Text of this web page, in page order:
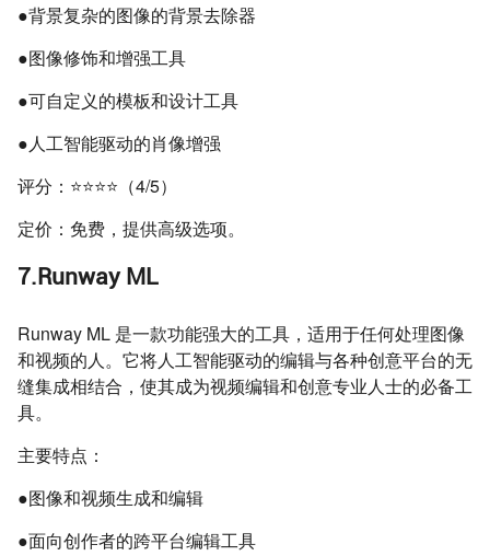
●背景复杂的图像的背景去除器
●图像修饰和增强工具
●可自定义的模板和设计工具
●人工智能驱动的肖像增强
评分：⭐⭐⭐⭐（4/5）
定价：免费，提供高级选项。
7.Runway ML
Runway ML 是一款功能强大的工具，适用于任何处理图像
和视频的人。它将人工智能驱动的编辑与各种创意平台的无
缝集成相结合，使其成为视频编辑和创意专业人士的必备工
具。
主要特点：
●图像和视频生成和编辑
●面向创作者的跨平台编辑工具